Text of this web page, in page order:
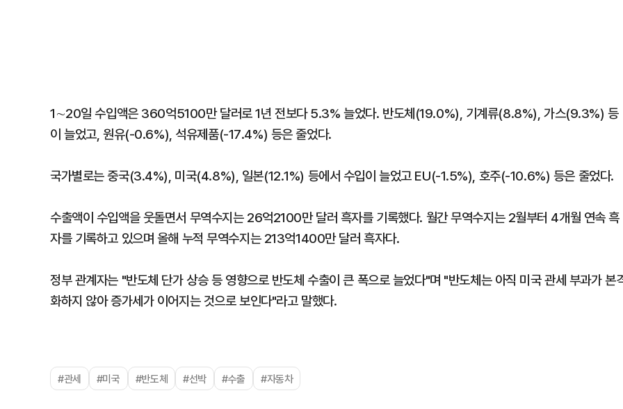
1∼20일 수입액은 360억5100만 달러로 1년 전보다 5.3% 늘었다. 반도체(19.0%), 기계류(8.8%), 가스(9.3%) 등
이 늘었고, 원유(-0.6%), 석유제품(-17.4%) 등은 줄었다.
국가별로는 중국(3.4%), 미국(4.8%), 일본(12.1%) 등에서 수입이 늘었고 EU(-1.5%), 호주(-10.6%) 등은 줄었다.
수출액이 수입액을 웃돌면서 무역수지는 26억2100만 달러 흑자를 기록했다. 월간 무역수지는 2월부터 4개월 연속 흑
자를 기록하고 있으며 올해 누적 무역수지는 213억1400만 달러 흑자다.
정부 관계자는 "반도체 단가 상승 등 영향으로 반도체 수출이 큰 폭으로 늘었다"며 "반도체는 아직 미국 관세 부과가 본
화하지 않아 증가세가 이어지는 것으로 보인다"라고 말했다.
#관세 #미국 #반도체 #선박 #수출 #자동차